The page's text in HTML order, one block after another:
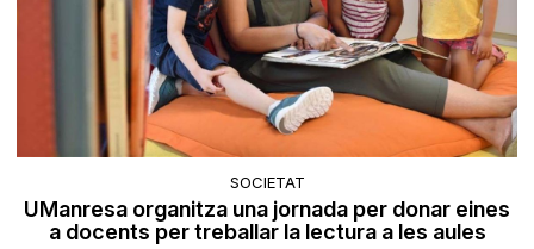
SOCIETAT
UManresa organitza una jornada per donar eines
a docents per treballar la lectura a les aules